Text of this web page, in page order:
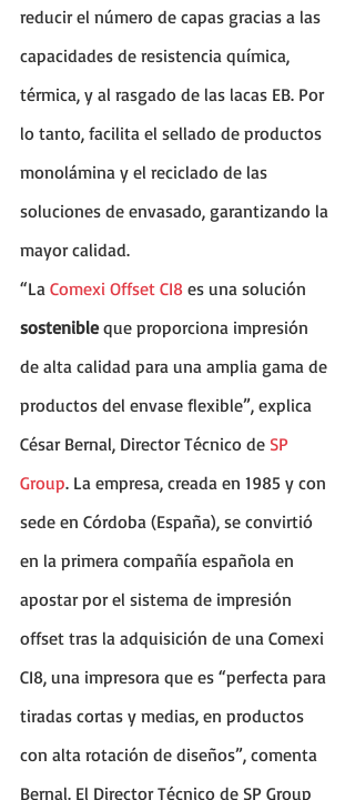
reducir el número de capas gracias a las
capacidades de resistencia química,
térmica, y al rasgado de las lacas EB. Por
lo tanto, facilita el sellado de productos
monolámina y el reciclado de las
soluciones de envasado, garantizando la
mayor calidad.
“La Comexi Offset CI8 es una solución
sostenible que proporciona impresión
de alta calidad para una amplia gama de
productos del envase flexible”, explica
César Bernal, Director Técnico de SP
Group. La empresa, creada en 1985 y con
sede en Córdoba (España), se convirtió
en la primera compañía española en
apostar por el sistema de impresión
offset tras la adquisición de una Comexi
CI8, una impresora que es “perfecta para
tiradas cortas y medias, en productos
con alta rotación de diseños”, comenta
Bernal. El Director Técnico de SP Group